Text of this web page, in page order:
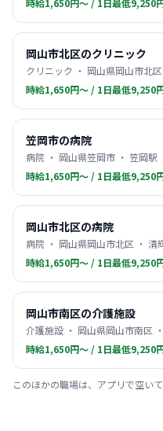
時給1,650円〜 / 1日最低9,250
岡山市北区のクリニック
クリニック ・ 岡山県岡山市北
時給1,650円〜 / 1日最低9,250
笠岡市の病院
病院 ・ 岡山県笠岡市 ・ 笠岡駅
時給1,650円〜 / 1日最低9,250
岡山市北区の病院
病院 ・ 岡山県岡山市北区 ・ 清
時給1,650円〜 / 1日最低9,250
岡山市南区の介護施設
介護施設 ・ 岡山県岡山市南区
時給1,650円〜 / 1日最低9,250
このほかの職場は、アプリで空い